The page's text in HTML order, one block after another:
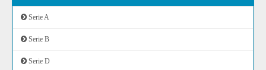
Serie A
Serie B
Serie D